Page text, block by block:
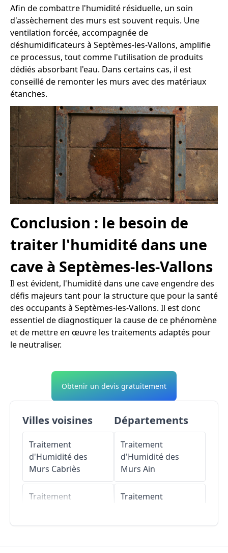
Afin de combattre l'humidité résiduelle, un soin
d'assèchement des murs est souvent requis. Une
ventilation forcée, accompagnée de
déshumidificateurs à Septèmes-les-Vallons, amplifie
ce processus, tout comme l'utilisation de produits
dédiés absorbant l'eau. Dans certains cas, il est
conseillé de remonter les murs avec des matériaux
étanches.
Conclusion : le besoin de
traiter l'humidité dans une
cave à Septèmes-les-Vallons
Il est évident, l'humidité dans une cave engendre des
défis majeurs tant pour la structure que pour la santé
des occupants à Septèmes-les-Vallons. Il est donc
essentiel de diagnostiquer la cause de ce phénomène
et de mettre en œuvre les traitements adaptés pour
le neutraliser.
Obtenir un devis gratuitement
Villes voisines
Traitement
d'Humidité des
Murs Cabriès
Traitement
Départements
Traitement
d'Humidité des
Murs Ain
Traitement
Traitement